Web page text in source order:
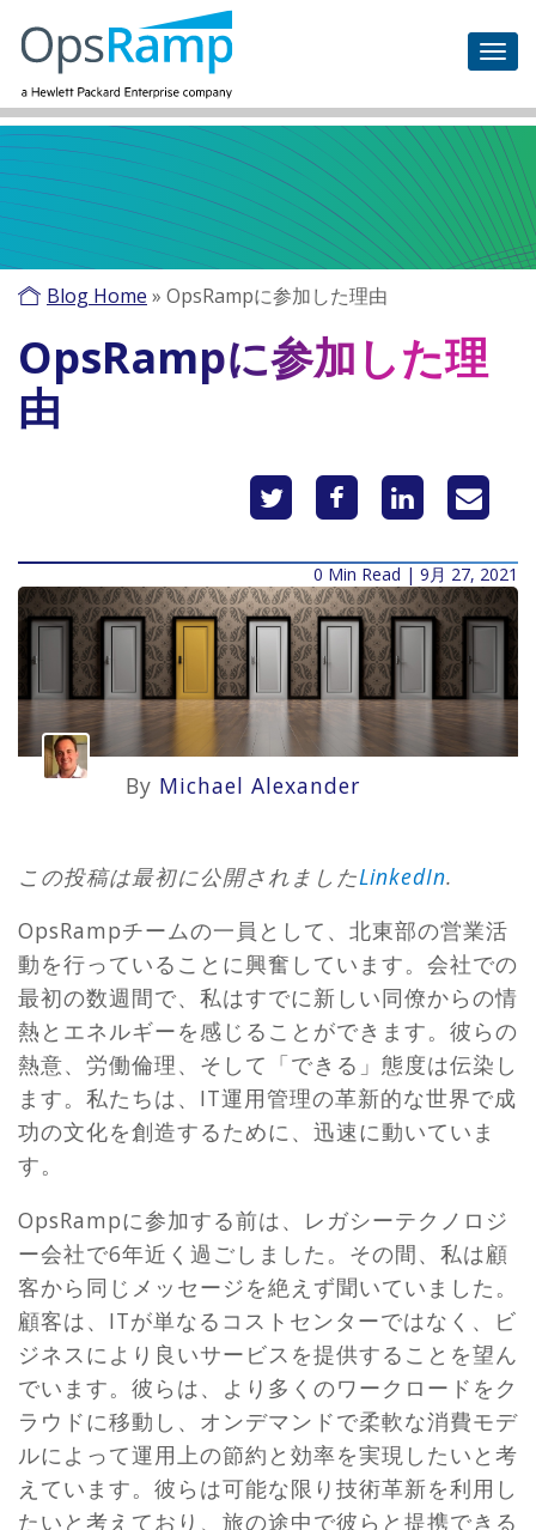
Blog Home » OpsRampに参加した理由
OpsRampに参加した理
由
0 Min Read | 9月 27, 2021
By Michael Alexander
この投稿は最初に公開されましたLinkedIn.
OpsRampチームの一員として、北東部の営業活
動を行っていることに興奮しています。会社での
最初の数週間で、私はすでに新しい同僚からの情
熱とエネルギーを感じることができます。彼らの
熱意、労働倫理、そして「できる」態度は伝染し
ます。私たちは、IT運用管理の革新的な世界で成
功の文化を創造するために、迅速に動いていま
す。
OpsRampに参加する前は、レガシーテクノロジ
ー会社で6年近く過ごしました。その間、私は顧
客から同じメッセージを絶えず聞いていました。
顧客は、ITが単なるコストセンターではなく、ビ
ジネスにより良いサービスを提供することを望ん
でいます。彼らは、より多くのワークロードをク
ラウドに移動し、オンデマンドで柔軟な消費モデ
ルによって運用上の節約と効率を実現したいと考
えています。彼らは可能な限り技術革新を利用し
たいと考えており、旅の途中で彼らと提携できる